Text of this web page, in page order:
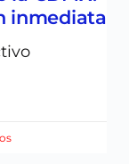
inmediata